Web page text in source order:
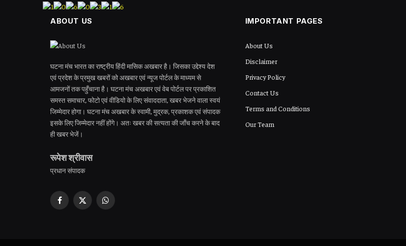
ABOUT US
घटना मंच भारत का राष्ट्रीय हिंदी मासिक अखबार है। जिसका उद्देश्य देश
एवं प्रदेश के प्रमुख खबरों को अखबार एवं न्यूज पोर्टल के माध्यम से
आमजनों तक पहुँचाना है। घटना मंच अखबार एवं वेब पोर्टल पर प्रकाशित
समस्त समाचार, फोटो एवं वीडियो के लिए संवाददाता, खबर भेजने वाला स्वयं
जिम्मेदार होगा। घटना मंच अखबार के स्वामी, मुद्रक, प्रकाशक एवं संपादक
इसके लिए जिम्मेदार नहीं होंगे। अतः खबर की सत्यता की जाँच करने के बाद
ही खबर भेजें।
रूपेश श्रीवास
प्रधान संपादक
Facebook
X
WhatsApp
IMPORTANT PAGES
About Us
Disclaimer
Privacy Policy
Contact Us
Terms and Conditions
Our Team